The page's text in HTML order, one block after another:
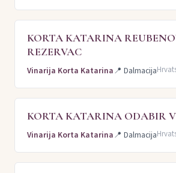
KORTA KATARINA
REZERVAC
Vinarija Korta Katarina📍 Dalmacija
KORTA KATARINA ODABIR
Vinarija Korta Katarina📍 Dalmacija